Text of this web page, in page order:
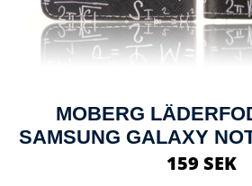
MOBERG
SAMSUNG GALAXY
159 SEK